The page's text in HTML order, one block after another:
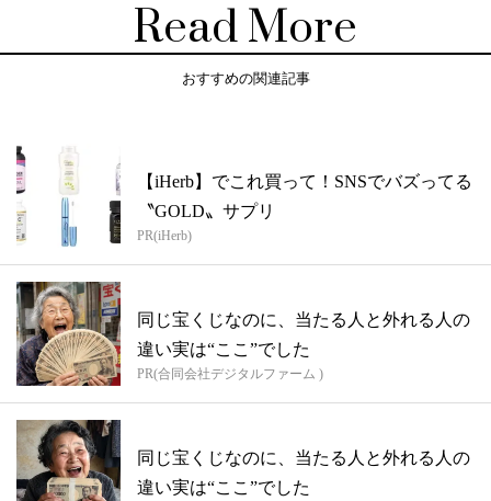
Read More
おすすめの関連記事
【iHerb】でこれ買って！SNSでバズってる
〝GOLD〟サプリ
PR(iHerb)
同じ宝くじなのに、当たる人と外れる人の
違い実は“ここ”でした
PR(合同会社デジタルファーム )
同じ宝くじなのに、当たる人と外れる人の
違い実は“ここ”でした